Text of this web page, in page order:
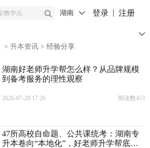
湖南 登录 注册
> 升本资讯 > 经验分享
湖南好老师升学帮怎么样？从品牌规模
到备考服务的理性观察
2026-07-28 17:26 阅读数453
47所高校自命题、公共课统考：湖南专
升本卷向“本地化”，好老师升学帮底牌